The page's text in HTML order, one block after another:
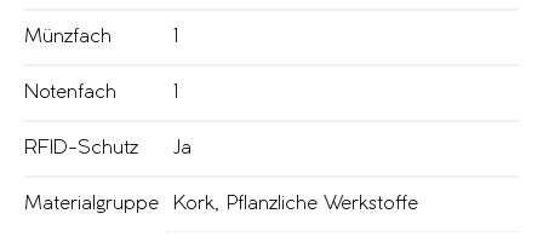
Münzfach
Notenfach
RFID-Schutz Ja
Materialgruppe Kork, Pflanzliche Werkstoffe